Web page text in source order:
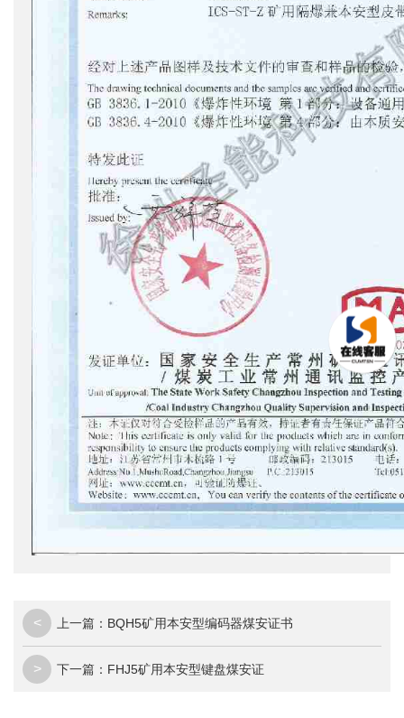
< 上一篇： BQH5矿用本安型编码器煤安证书
> 下一篇： FHJ5矿用本安型键盘煤安证